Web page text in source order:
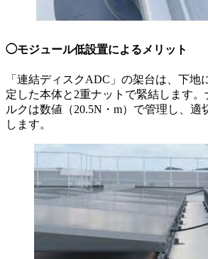
◯モジュール低設置によるメリット
「連結ディスクADC」の架台は、下地
定した本体と2重ナットで緊結します。
ルクは数値（20.5N・m）で管理し、適
します。